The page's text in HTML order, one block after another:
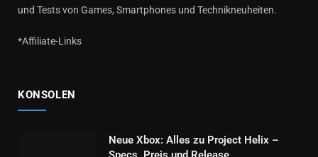
und Tests von Games, Smartphones und Technikneuheiten.
*Affiliate-Links
KONSOLEN
Neue Xbox: Alles zu Project Helix –